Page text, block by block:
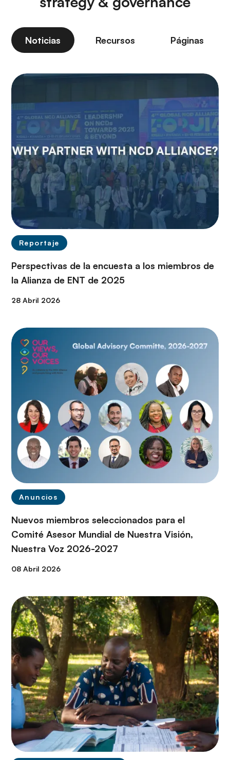
Noticias
Reportaje
Perspectivas de la encuesta a los miembros de
la Alianza de ENT de 2025
28 Abril 2026
Anuncios
Nuevos miembros seleccionados para el
Comité Asesor Mundial de Nuestra Visión,
Nuestra Voz 2026-2027
08 Abril 2026
Recursos Páginas